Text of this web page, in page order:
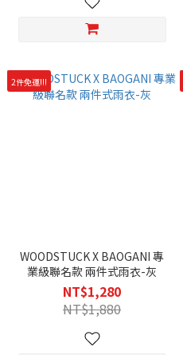
2件免運!!!
WOODSTUCK X BAOGANI 專
業級聯名款 兩件式雨衣-灰
NT$1,280
NT$1,880